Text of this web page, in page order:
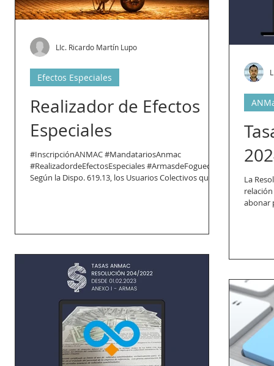
Realizador de Efectos
Especiales
#InscripciónANMAC #MandatariosAnmac
#RealizadordeEfectosEspeciales #ArmasdeFogueo
Según la Dispo. 619.13, los Usuarios Colectivos que...
Efectos Especiales
LIc. Ricardo Martín Lupo
La
abonar